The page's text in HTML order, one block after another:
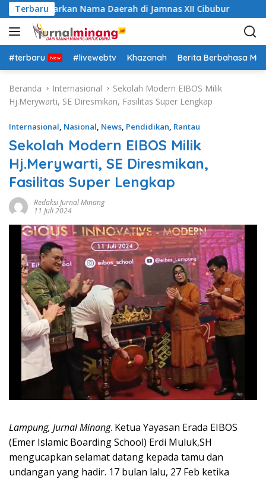
a
g
u
Terbaru
Kibarkan Nama Daerah di Jamnas XII Cibubur
#terbaru #livewebtv Khazanah Berita Berbahasa
Beranda Internasional
Sekolah Modern EIBOS Milik
Hj.Merywarti, SE Diresmikan, Fasilitas Super Lengkap
Internasional, Nasional, News, Pendidikan, Rantau
Sekolah Modern EIBOS Milik
Hj.Merywarti, SE Diresmikan,
Fasilitas Super Lengkap
Redaksi Jurnal Minang
11 Juli 2024
Lampung, Jurnal Minang. Ketua Yayasan Erada EIBOS
(Emer Islamic Boarding School) Erdi Muluk,SH
mengucapkan selamat datang kepada tamu dan
undangan yang hadir. 17 bulan lalu, 27 Feb ketika